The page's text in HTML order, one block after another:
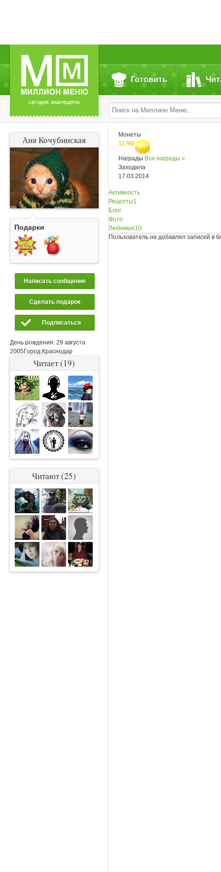
СЕГОДНЯ: 39142 РЕЦЕПТА
Готовить
Аня Кочубинская
Подарки
Написать сообщение
Сделать подарок
Подписаться
День рождения: 29 августа
2005 Город:Краснодар
Читает (19)
Читают (25)
Монеты
11 760
Награды Все награды »
Заходила
17.03.2014
Активность
Рецепты1
Блог
Фото
Любимое10
Пользователь не добавлял записей в